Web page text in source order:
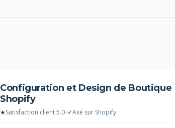
Configuration et Design de Boutique
Shopify
★Satisfaction client 5.0•✓Axé sur Shopify